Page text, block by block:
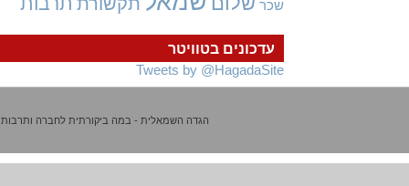
עדכונים בטוויטר
Tweets by @HagadaSite
שכר
הגדה השמאלית - במה ביקורתית לחברה ותרבות